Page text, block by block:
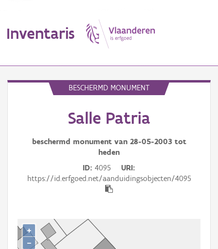
Inventaris
Aanduidingsobject
Persoon of collectief
Downloads
BESCHERMD MONUMENT
Salle Patria
beschermd monument van 28-05-2003 tot
heden
ID 4095
URI
https://id.erfgoed.net/aanduidingsobjecten/4095
+
−